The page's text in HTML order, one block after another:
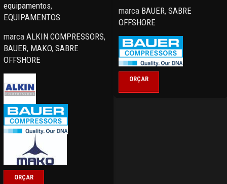
equipamentos,
EQUIPAMENTOS
marca ALKIN COMPRESSORS,
BAUER, MAKO, SABRE
OFFSHORE
ORÇAR
marca BAUER, SABRE
OFFSHORE
ORÇAR